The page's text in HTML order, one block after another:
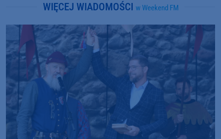
WIĘCEJ WIADOMOŚCI w Weekend FM